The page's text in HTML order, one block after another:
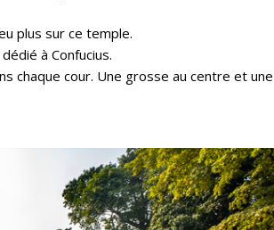
plus sur ce temple.
à Confucius.
chaque cour. Une grosse au centre et une